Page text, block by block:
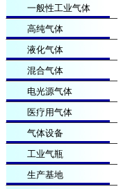
一般性工业气体
高纯气体
液化气体
混合气体
电光源气体
医疗用气体
气体设备
工业气瓶
生产基地